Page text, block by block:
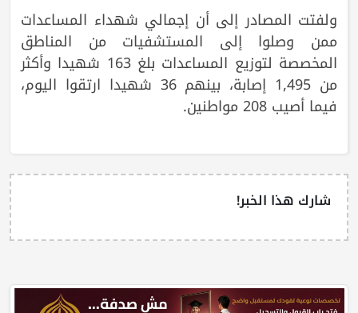
ولفتت المصادر إلى أن إجمالي شهداء المساعدات
ممن وصلوا إلى المستشفيات من المناطق
المخصصة لتوزيع المساعدات بلغ 163 شهيدا وأكثر
من 1,495 إصابة، بينهم 36 شهيدا ارتقوا اليوم،
فيما أصيب 208 مواطنين.
شارك هذا الخبر!